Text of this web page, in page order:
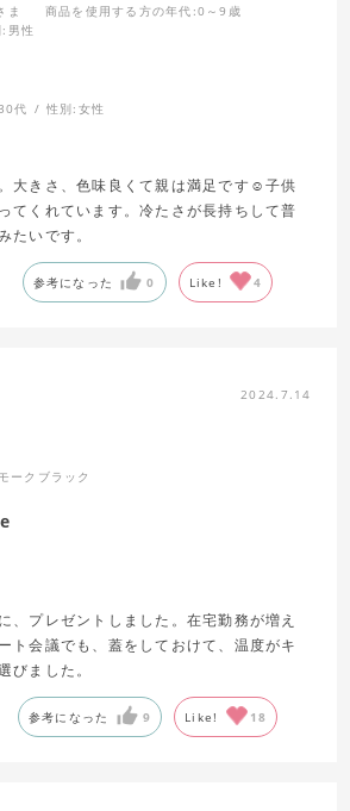
ま 商品を使用する方の年代 :0～9歳
:男性
30代 性別: 女性
大きさ、色味良くて親は満足です☺️子供
てくれています。冷たさが長持ちして普
たいです。
参考になった 0 Like! 4
2024.7.14
ークブラック
、プレゼントしました。在宅勤務が増え
ト会議でも、蓋をしておけて、温度がキ
びました。
参考になった 9 Like! 18